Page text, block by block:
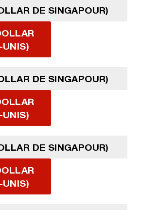
DE SINGAPOUR)
UNIS)
DE SINGAPOUR)
UNIS)
DE SINGAPOUR)
UNIS)